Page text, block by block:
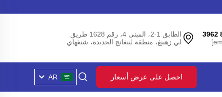
الطابق 1-2، المبنى 4، رقم 1628 طريق
لي زهينغ، منطقة لينغانج الجديدة، شنغهاي
احصل على عرض أسعار AR